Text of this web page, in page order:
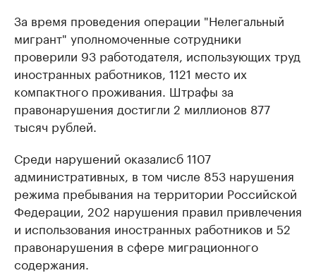
За время проведения операции "Нелегальный
мигрант" уполномоченные сотрудники
проверили 93 работодателя, использующих труд
иностранных работников, 1121 место их
компактного проживания. Штрафы за
правонарушения достигли 2 миллионов 877
тысяч рублей.
Среди нарушений оказалисб 1107
административных, в том числе 853 нарушения
режима пребывания на территории Российской
Федерации, 202 нарушения правил привлечения
и использования иностранных работников и 52
правонарушения в сфере миграционного
содержания.